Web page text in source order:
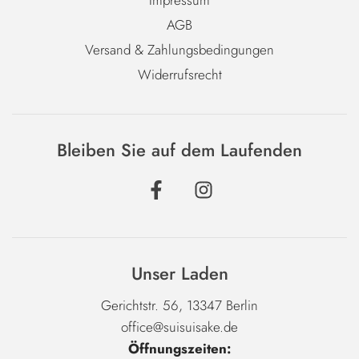
AGB
Versand & Zahlungsbedingungen
Widerrufsrecht
Bleiben Sie auf dem Laufenden
Unser Laden
Gerichtstr. 56, 13347 Berlin
office@suisuisake.de
Öffnungszeiten: